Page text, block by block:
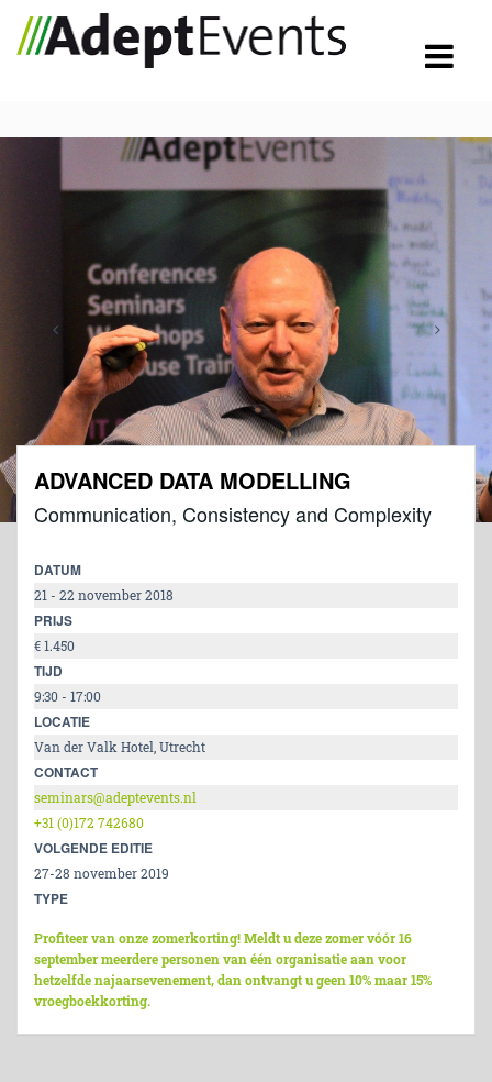
ADVANCED DATA MODELLING
Communication, Consistency and Complexity
DATUM
21 - 22 november 2018
PRIJS
€ 1.450
TIJD
9:30 - 17:00
LOCATIE
Van der Valk Hotel, Utrecht
CONTACT
seminars@adeptevents.nl
+31 (0)172 742680
VOLGENDE EDITIE
27-28 november 2019
TYPE
Profiteer van onze zomerkorting! Meldt u deze zomer vóór 16
september meerdere personen van één organisatie aan voor
hetzelfde najaarsevenement, dan ontvangt u geen 10% maar 15%
vroegboekkorting.